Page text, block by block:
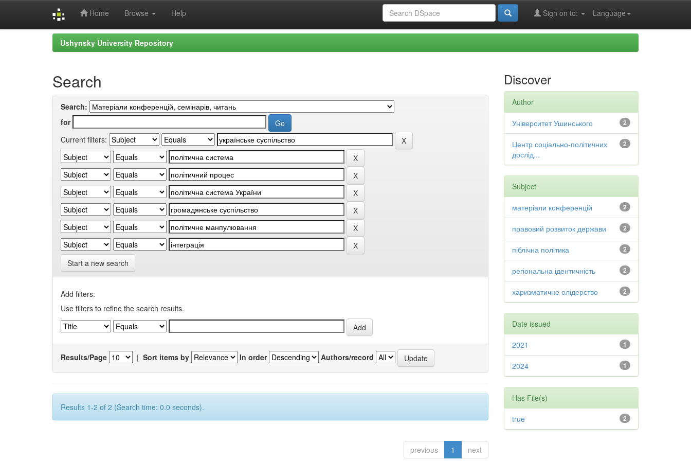
Home Browse Help Language
Sign on to:
Ushynsky University Repository
Search
Search:
for
Current filters:
Start a new search
Add filters:
Use filters to refine the search results.
Results/Page | Sort items by In order Authors/record
Results 1-2 of 2 (Search time: 0.0 seconds).
previous 1 next
Discover
Author
2
Університет Ушинського
2
Центр соціально-політичних
дослід...
Subject
2
матеріали конференцій
2
правовий розвиток держави
2
піблічна політика
2
регіональна ідентичність
2
харизматичне олідерство
Date issued
1
2021
1
2024
Has File(s)
2
true